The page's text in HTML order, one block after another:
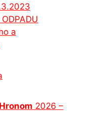
a
Hronom 2026 –